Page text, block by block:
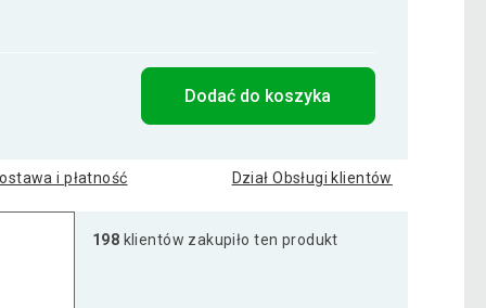
Dodać do koszyka
i płatność Dział Obsługi klientów
198 klientów zakupiło ten produkt